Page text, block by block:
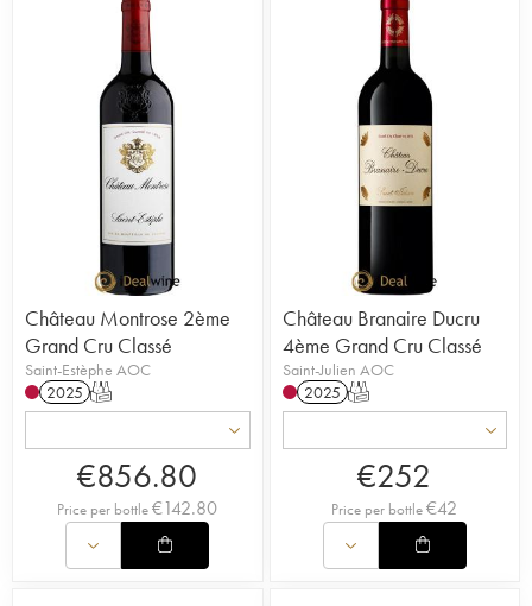
Château Montrose 2ème
Grand Cru Classé
Saint-Estèphe AOC
2025 T
€856.80
Price per bottle€142.80
Château Branaire Ducru
4ème Grand Cru Classé
Saint-Julien AOC
2025 T
€252
Price per bottle€42